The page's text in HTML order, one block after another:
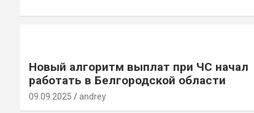
Новый алгоритм выплат при ЧС начал
работать в Белгородской области
09.09.2025 andrey